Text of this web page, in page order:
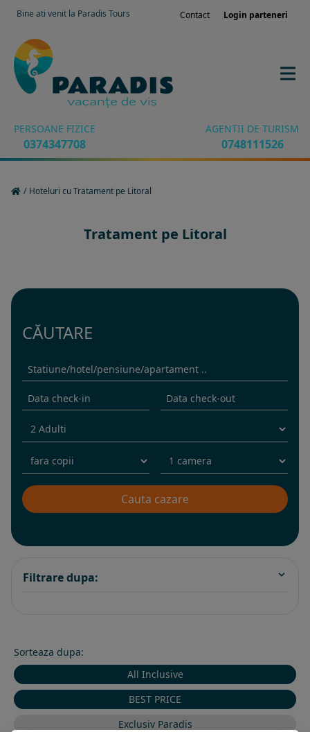
Bine ati venit la Paradis Tours Contact Login parteneri
PERSOANE FIZICE
0374347708
AGENTII DE TURISM
0748111526
/ Hoteluri cu Tratament pe Litoral
Tratament pe Litoral
CĂUTARE
Filtrare dupa:
Sorteaza dupa:
All Inclusive
BEST PRICE
Exclusiv Paradis